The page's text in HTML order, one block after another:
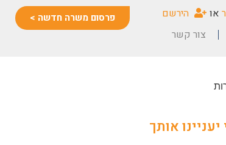
או
הירשם
צור קשר
פרסום משרה חדשה >
אותך